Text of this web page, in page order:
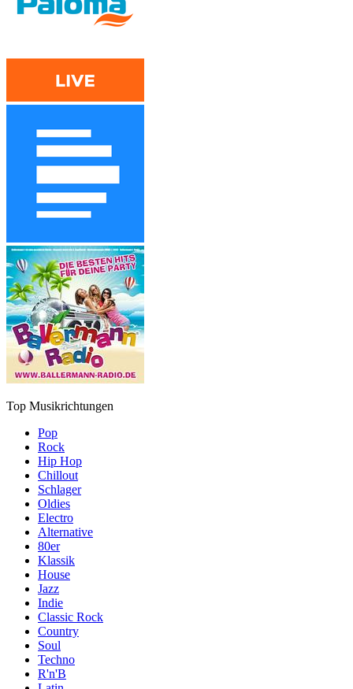
Top Musikrichtungen
Pop
Rock
Hip Hop
Chillout
Schlager
Oldies
Electro
Alternative
80er
Klassik
House
Jazz
Indie
Classic Rock
Country
Soul
Techno
R'n'B